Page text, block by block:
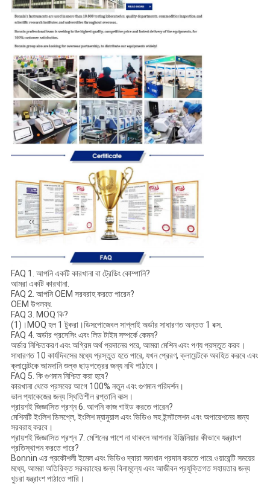
FAQ 1. আপনি একটি কারখানা বা ট্রেডিং কোম্পানি?
আমরা একটি কারখানা.
FAQ 2. আপনি OEM সরবরাহ করতে পারেন?
OEM উপলব্ধ.
FAQ 3. MOQ কি?
(1)।MOQ হল 1 টুকরা।ডিসপোজেবল সাপ্লাই অর্ডার সাধারণত অন্তত 1 বক্স.
FAQ 4. অর্ডার প্রসেসিং এবং লিড টাইম সম্পর্কে কেমন?
অর্ডার নিশ্চিতকরণ এবং অগ্রিম অর্থ প্রদানের পরে, আমরা মেশিন এবং পণ্য প্রস্তুত করব।
সাধারণত 10 কার্যদিবসের মধ্যে প্রস্তুত হতে পারে, যখন প্রেরণ, ক্লায়েন্টকে অবহিত করবে এবং
ক্লায়েন্টকে আমদানি শুল্ক ছাড়পত্রের জন্য নথি পাঠাবে।
FAQ 5. কি গুণমান নিশ্চিত করা হবে?
কারখানা থেকে প্রসবের আগে 100% নতুন এবং গুণমান পরিদর্শন।
ভাল প্যাকেজের জন্য স্থিতিশীল রপ্তানি বাক্স।
প্রায়শই জিজ্ঞাসিত প্রশ্ন 6. আপনি কাজ গাইড করতে পারেন?
মেশিনটি ইংলিশ ডিসপ্লে, ইংলিশ ম্যানুয়াল এবং ভিডিও সহ ইন্সটলেশন এবং অপারেশনের জন্য
সরবরাহ করবে।
প্রায়শই জিজ্ঞাসিত প্রশ্ন 7. মেশিনের পাশে না থাকলে আপনার ইঞ্জিনিয়ার কীভাবে যন্ত্রাংশ
প্রতিস্থাপন করতে পারে?
Bonnin এর প্রকৌশলী ইমেল এবং ভিডিও দ্বারা সমাধান প্রদান করতে পারে.ওয়ারেন্টি সময়ের
মধ্যে, আমরা অতিরিক্ত সরবরাহের জন্য বিনামূল্যে এবং আজীবন প্রযুক্তিগত সহায়তার জন্য
খুচরা যন্ত্রাংশ পাঠাতে পারি।